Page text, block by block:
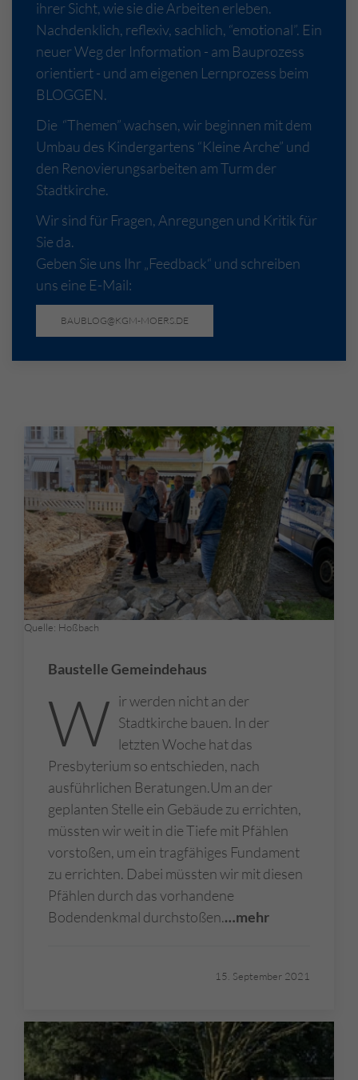
ihrer Sicht, wie sie die Arbeiten erleben.
Nachdenklich, reflexiv, sachlich, “emotional”. Ein
neuer Weg der Information - am Bauprozess
orientiert - und am eigenen Lernprozess beim
BLOGGEN.
Die “Themen” wachsen, wir beginnen mit dem
Umbau des Kindergartens “Kleine Arche” und
den Renovierungsarbeiten am Turm der
Stadtkirche.
Wir sind für Fragen, Anregungen und Kritik für
Sie da.
Geben Sie uns Ihr „Feedback“ und schreiben
uns eine E-Mail:
BAUBLOG@KGM-MOERS.DE
Quelle: Hoßbach
Baustelle Gemeindehaus
W ir werden nicht an der
Stadtkirche bauen. In der
letzten Woche hat das
Presbyterium so entschieden, nach
ausführlichen Beratungen.Um an der
geplanten Stelle ein Gebäude zu errichten,
müssten wir weit in die Tiefe mit Pfählen
vorstoßen, um ein tragfähiges Fundament
zu errichten. Dabei müssten wir mit diesen
Pfählen durch das vorhandene
Bodendenkmal durchstoßen.…mehr
15. September 2021